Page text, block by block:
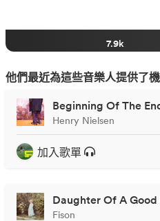
7.9k
他們最近為這些音樂人提供了
Beginning Of The
Henry Nielsen
加入歌單
Daughter Of A Good
Fison